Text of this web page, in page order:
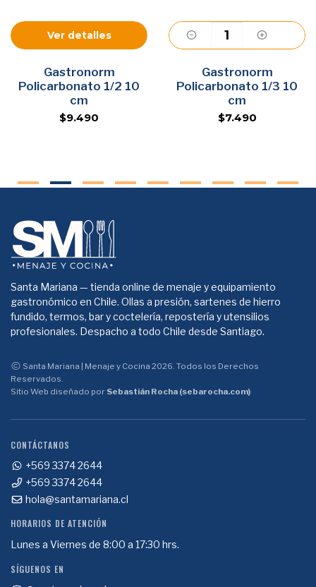
Ver detalles
Gastronorm
Policarbonato 1/2 10
cm
$9.490
Agregar
Gastronorm
Policarbonato 1/3 10
cm
$7.490
Santa Mariana — tienda online de menaje y equipamiento
gastronómico en Chile. Ollas a presión, sartenes de hierro
fundido, termos, bar y coctelería, repostería y utensilios
profesionales. Despacho a todo Chile desde Santiago.
Santa Mariana | Menaje y Cocina 2026. Todos los Derechos
Reservados.
Sitio Web diseñado por Sebastián Rocha (sebarocha.com)
CONTÁCTANOS
+569 3374 2644
+569 3374 2644
hola@santamariana.cl
HORARIOS DE ATENCIÓN
Lunes a Viernes de 8:00 a 17:30 hrs.
SÍGUENOS EN